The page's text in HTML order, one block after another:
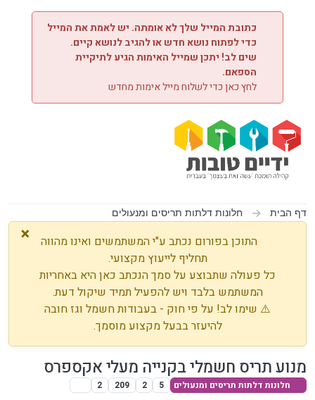
דילוג לתוכן
כתובת המייל שלך לא אומתה. יש לאמת את המייל
כדי לפתוח נושא חדש או להגיב לנושא קיים.
שים לב! יתכן שמייל האימות הגיע לתיקיית
הספאם.
לחץ כאן כדי לשלוח מייל אימות מחדש
דף הבית חלונות דלתות תריסים ומנעולים
×
התוכן בפורום נכתב ע"י המשתמשים ואינו מהווה
תחליף לייעוץ מקצועי.
כל פעולה שתבוצע על סמך הנכתב כאן היא באחריות
המשתמש בלבד ויש להפעיל תמיד שיקול דעת.
⚠️ שימו לב! על פי חוק - בעבודות חשמל וגז חובה
להיעזר בבעל מקצוע מוסמך.
מנוע תריס חשמלי בקנייה מעלי אקספרס
חלונות דלתות תריסים ומנעולים 5
2
209
2